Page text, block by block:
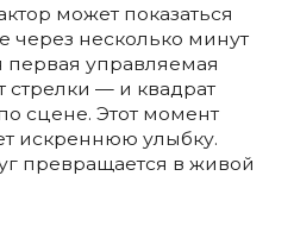
может показаться
несколько минут
первая управляемая
стрелки — и квадрат
сцене. Этот момент
искреннюю улыбку.
превращается в живой